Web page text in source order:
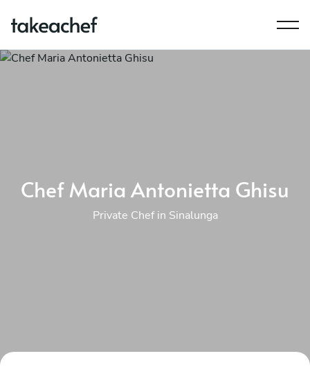
Chef Maria Antonietta Ghisu
Private Chef in Sinalunga